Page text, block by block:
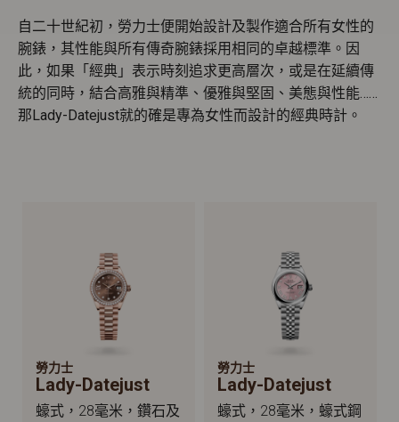
自二十世紀初，勞力士便開始設計及製作適合所有女性的
腕錶，其性能與所有傳奇腕錶採用相同的卓越標準。因
此，如果「經典」表示時刻追求更高層次，或是在延續傳
統的同時，結合高雅與精準、優雅與堅固、美態與性能……
那Lady-Datejust就的確是專為女性而設計的經典時計。
勞力士
Lady-Datejust
蠔式，28毫米，鑽石及
勞力士
Lady-Datejust
蠔式，28毫米，蠔式鋼